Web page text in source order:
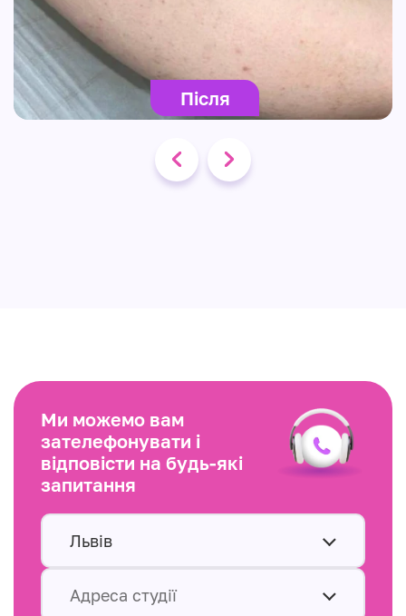
Після
Ми можемо вам
зателефонувати і
відповісти на будь-які
запитання
Львів
Адреса студії